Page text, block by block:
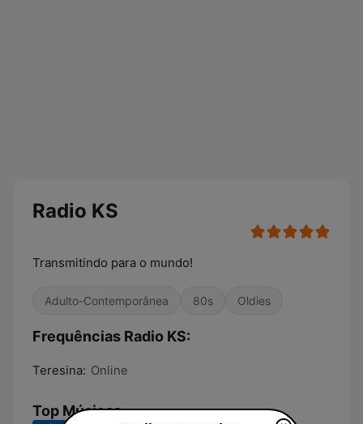
Radio KS
Transmitindo para o mundo!
Adulto-Contemporânea 80s Oldies
Frequências Radio KS:
Teresina: Online
Top Músicas